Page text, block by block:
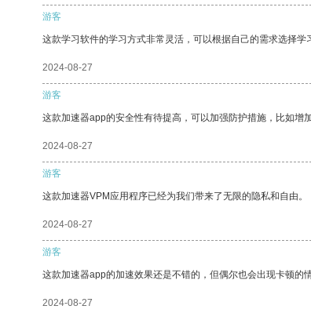
游客
这款学习软件的学习方式非常灵活，可以根据自己的需求选择学
2024-08-27
游客
这款加速器app的安全性有待提高，可以加强防护措施，比如增
2024-08-27
游客
这款加速器VPM应用程序已经为我们带来了无限的隐私和自由。
2024-08-27
游客
这款加速器app的加速效果还是不错的，但偶尔也会出现卡顿的
2024-08-27